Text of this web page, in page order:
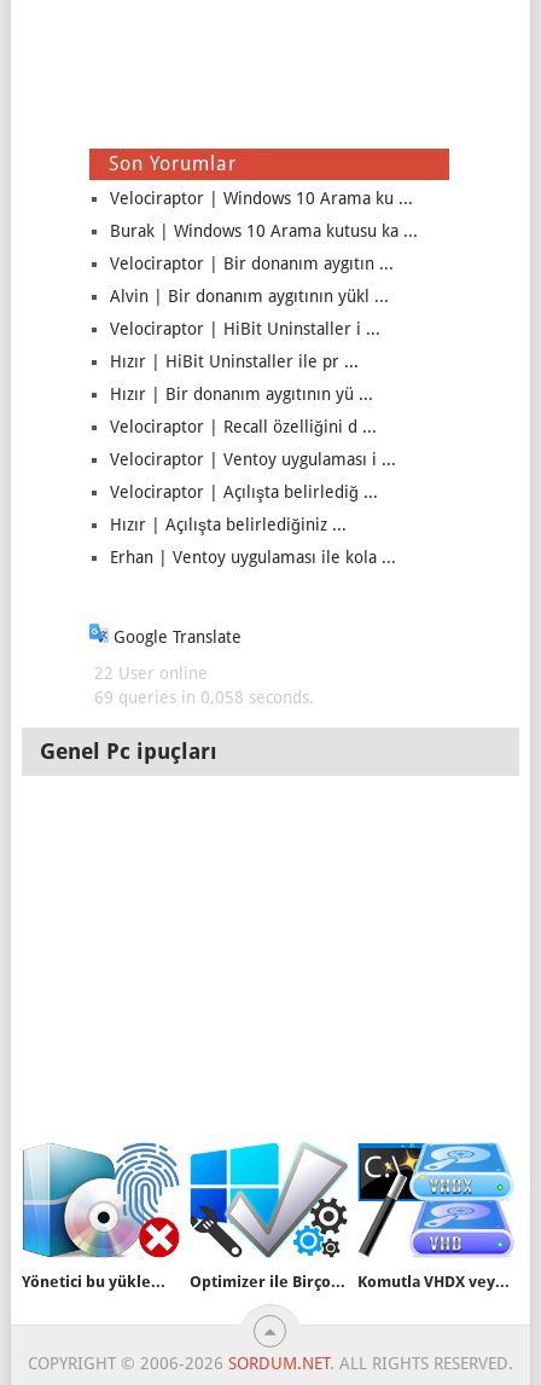
Son Yorumlar
Velociraptor | Windows 10 Arama ku ...
Burak | Windows 10 Arama kutusu ka ...
Velociraptor | Bir donanım aygıtın ...
Alvin | Bir donanım aygıtının yükl ...
Velociraptor | HiBit Uninstaller i ...
Hızır | HiBit Uninstaller ile pr ...
Hızır | Bir donanım aygıtının yü ...
Velociraptor | Recall özelliğini d ...
Velociraptor | Ventoy uygulaması i ...
Velociraptor | Açılışta belirlediğ ...
Hızır | Açılışta belirlediğiniz ...
Erhan | Ventoy uygulaması ile kola ...
Google Translate
22 User online
69 queries in 0,058 seconds.
Genel Pc ipuçları
Yönetici bu yüklemeyi engelleyecek ilkeler ayarladı Optimizer ile Birçok Windows ayarını kolayca yapın Komutla VHDX veya VHD nasıl oluşturulur
COPYRIGHT © 2006-2026 SORDUM.NET. ALL RIGHTS RESERVED.